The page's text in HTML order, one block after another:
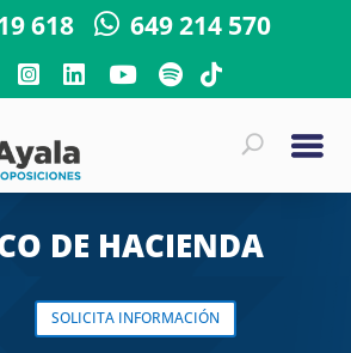
618 649 214 570
DE HACIENDA
SOLICITA INFORMACIÓN